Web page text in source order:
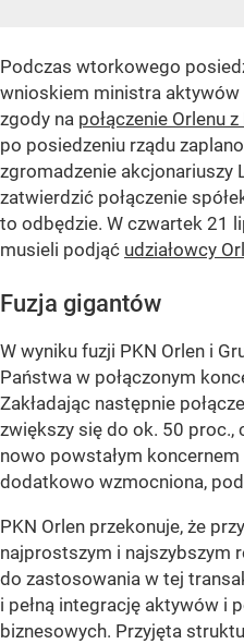
Podczas wtorkowego
wnioskiem ministra
zgody na połączenie Orlenu
po posiedzeniu rządu
zgromadzenie akcjonariuszy
zatwierdzić połączenie
to odbędzie. W czwartek 21
musieli podjąć udziałowcy
Fuzja gigantów
W wyniku fuzji PKN Orlen i
Państwa w połączonym
Zakładając następnie
zwiększy się do ok. 50 proc.,
nowo powstałym
dodatkowo wzmocniona,
PKN Orlen przekonuje, że
najprostszym i najszybszym
do zastosowania w tej
i pełną integrację aktywów i
biznesowych. Przyjęta